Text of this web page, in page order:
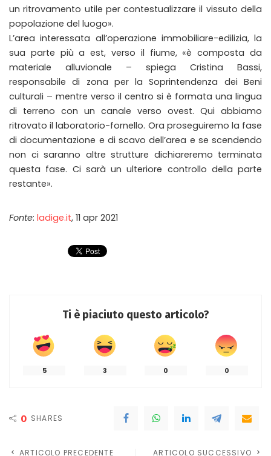
un ritrovamento utile per contestualizzare il vissuto della
popolazione del luogo».
L’area interessata all’operazione immobiliare-edilizia, la
sua parte più a est, verso il fiume, «è composta da
materiale alluvionale – spiega Cristina Bassi,
responsabile di zona per la Soprintendenza dei Beni
culturali – mentre verso il centro si è formata una lingua
di terreno con un canale verso ovest. Qui abbiamo
ritrovato il laboratorio-fornello. Ora proseguiremo la fase
di documentazione e di scavo dell’area e se scendendo
non ci saranno altre strutture dichiareremo terminata
questa fase. Ci sarà un ulteriore controllo della parte
restante».
Fonte: ladige.it, 11 apr 2021
Ti è piaciuto questo articolo?
5 3 0 0
0 SHARES
ARTICOLO PRECEDENTE ARTICOLO SUCCESSIVO